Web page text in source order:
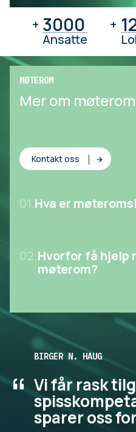
+ 3000
3000
Ansatte
+
MØTEROM
Mer om møterom
Kontakt oss
01.Hva er
02.Hvorfor få hjelp
møterom?
“
BIRGER N. HAUG
Vi får rask
sparer oss